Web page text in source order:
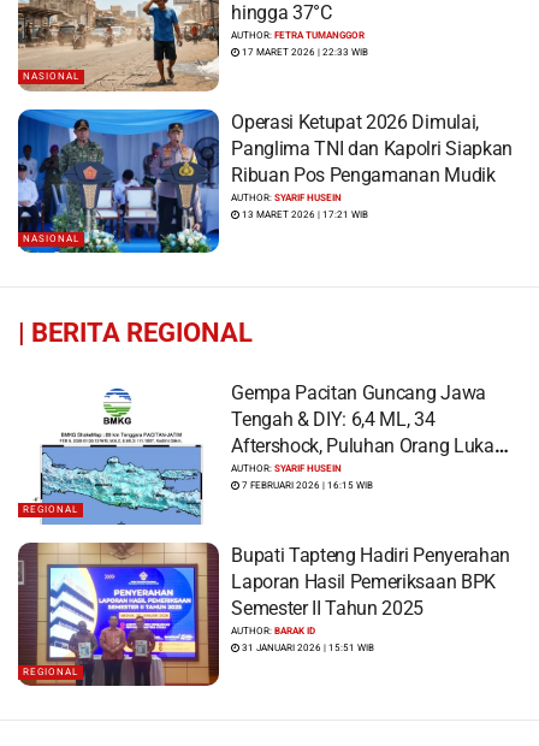
NASIONAL
hingga 37°C
AUTHOR:FETRA TUMANGGOR
17 MARET 2026 | 22:33 WIB
NASIONAL
Operasi Ketupat 2026 Dimulai,
Panglima TNI dan Kapolri Siapkan
Ribuan Pos Pengamanan Mudik
AUTHOR:SYARIF HUSEIN
13 MARET 2026 | 17:21 WIB
| BERITA REGIONAL
REGIONAL
Gempa Pacitan Guncang Jawa
Tengah & DIY: 6,4 ML, 34
Aftershock, Puluhan Orang Luka
dan Ratusan Bangunan Rusak
AUTHOR:SYARIF HUSEIN
7 FEBRUARI 2026 | 16:15 WIB
REGIONAL
Bupati Tapteng Hadiri Penyerahan
Laporan Hasil Pemeriksaan BPK
Semester II Tahun 2025
AUTHOR:BARAK ID
31 JANUARI 2026 | 15:51 WIB